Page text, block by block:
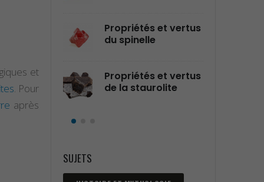
et
. Pour
après
et vertus
Propriétés et vertus
de la célestine
Propriétés et Vertus
de la Pierre
SUJETS